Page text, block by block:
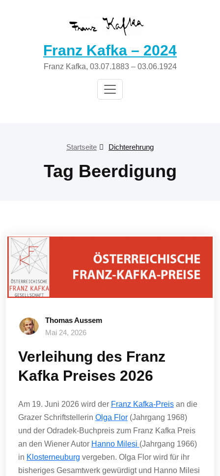
Franz Kafka – 2024
Franz Kafka, 03.07.1883 – 03.06.1924
Startseite Dichterehrung
Tag Beerdigung
Thomas Aussem
Mai 24, 2026
Verleihung des Franz
Kafka Preises 2026
Am 19. Juni 2026 wird der Franz Kafka-Preis an die
Grazer Schriftstellerin Olga Flor (Jahrgang 1968)
und der Odradek-Buchpreis zum Franz Kafka Preis
an den Wiener Autor Hanno Milesi (Jahrgang 1966)
in Klosterneuburg vergeben. Olga Flor wird für ihr
bisheriges Gesamtwerk gewürdigt und Hanno Milesi